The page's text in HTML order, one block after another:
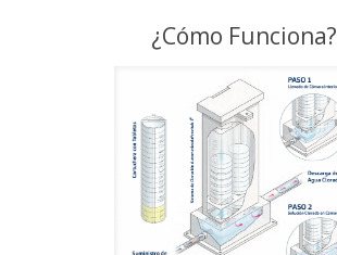
¿Cómo Funciona?